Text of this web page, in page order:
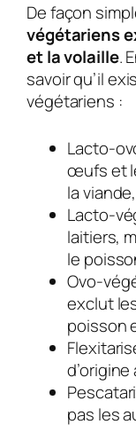
De façon
végétariens
et la volaille.
savoir qu’il
végétariens :
Lacto-
œufs et
la
Lacto-
laitiers,
le
Ovo-
exclut
poisson
pas les